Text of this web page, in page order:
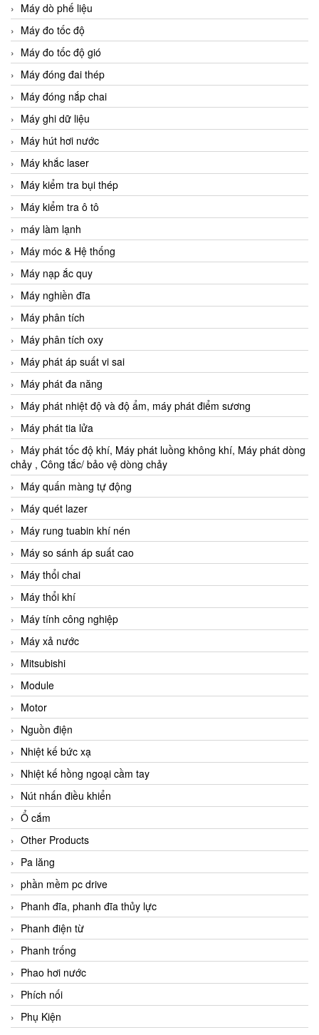
Máy dò phế liệu
Máy đo tốc độ
Máy đo tốc độ gió
Máy đóng đai thép
Máy đóng nắp chai
Máy ghi dữ liệu
Máy hút hơi nước
Máy khắc laser
Máy kiểm tra bụi thép
Máy kiểm tra ô tô
máy làm lạnh
Máy móc & Hệ thống
Máy nạp ắc quy
Máy nghiền đĩa
Máy phân tích
Máy phân tích oxy
Máy phát áp suất vi sai
Máy phát đa năng
Máy phát nhiệt độ và độ ẩm, máy phát điểm sương
Máy phát tia lửa
Máy phát tốc độ khí, Máy phát luồng không khí, Máy phát dòng
chảy , Công tắc/ bảo vệ dòng chảy
Máy quấn màng tự động
Máy quét lazer
Máy rung tuabin khí nén
Máy so sánh áp suất cao
Máy thổi chai
Máy thổi khí
Máy tính công nghiệp
Máy xả nước
Mitsubishi
Module
Motor
Nguồn điện
Nhiệt kế bức xạ
Nhiệt kế hồng ngoại cầm tay
Nút nhấn điều khiển
Ổ cắm
Other Products
Pa lăng
phần mềm pc drive
Phanh đĩa, phanh đĩa thủy lực
Phanh điện từ
Phanh trống
Phao hơi nước
Phích nối
Phụ Kiện